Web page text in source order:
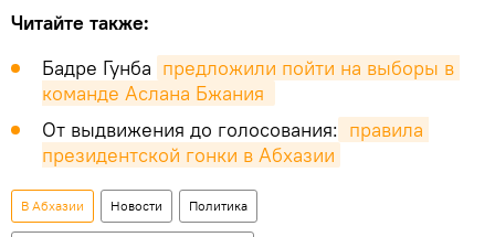
Читайте также:
Бадре Гунба предложили пойти на выборы в
команде Аслана Бжания
От выдвижения до голосования: правила
президентской гонки в Абхазии
В Абхазии Новости Политика